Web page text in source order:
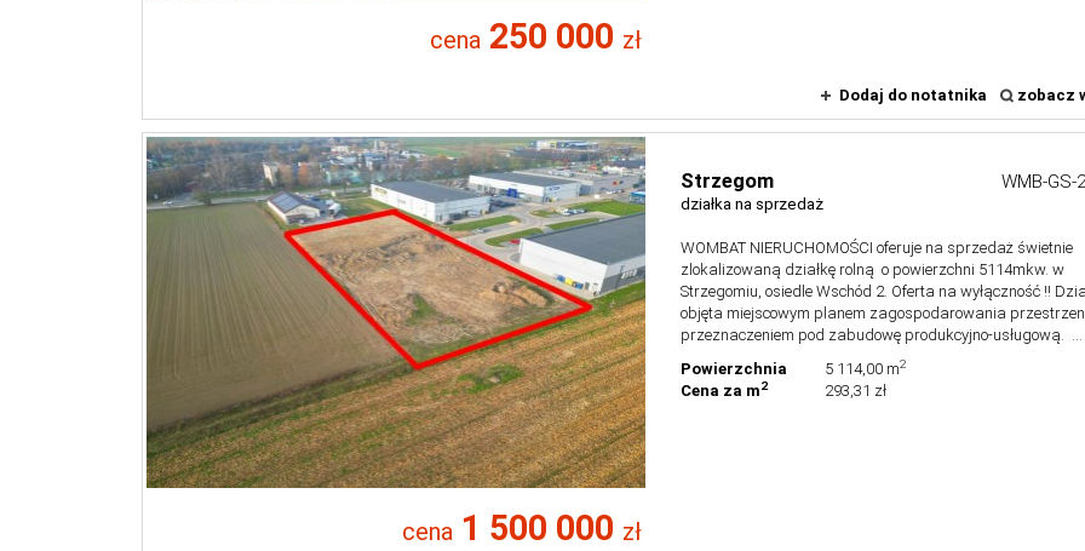
cena250 000 zł
Dodaj do notatnika zobacz
Strzegom
działka na sprzedaż
WMB-GS-
WOMBAT NIERUCHOMOŚCI oferuje na sprzedaż świetnie
zlokalizowaną działkę rolną o powierzchni 5114mkw. w
Strzegomiu, osiedle Wschód 2. Oferta na wyłączność !!
objęta miejscowym planem zagospodarowania
przeznaczeniem pod zabudowę produkcyjno-usługową. ...
Powierzchnia
5 114,00 m2
Cena za m2 293,31 zł
cena1 500 000 zł